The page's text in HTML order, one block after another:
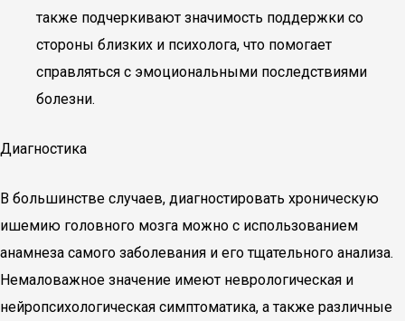
также подчеркивают значимость поддержки со
стороны близких и психолога, что помогает
справляться с эмоциональными последствиями
болезни.
Диагностика
В большинстве случаев, диагностировать хроническую
ишемию головного мозга можно с использованием
анамнеза самого заболевания и его тщательного анализа.
Немаловажное значение имеют неврологическая и
нейропсихологическая симптоматика, а также различные